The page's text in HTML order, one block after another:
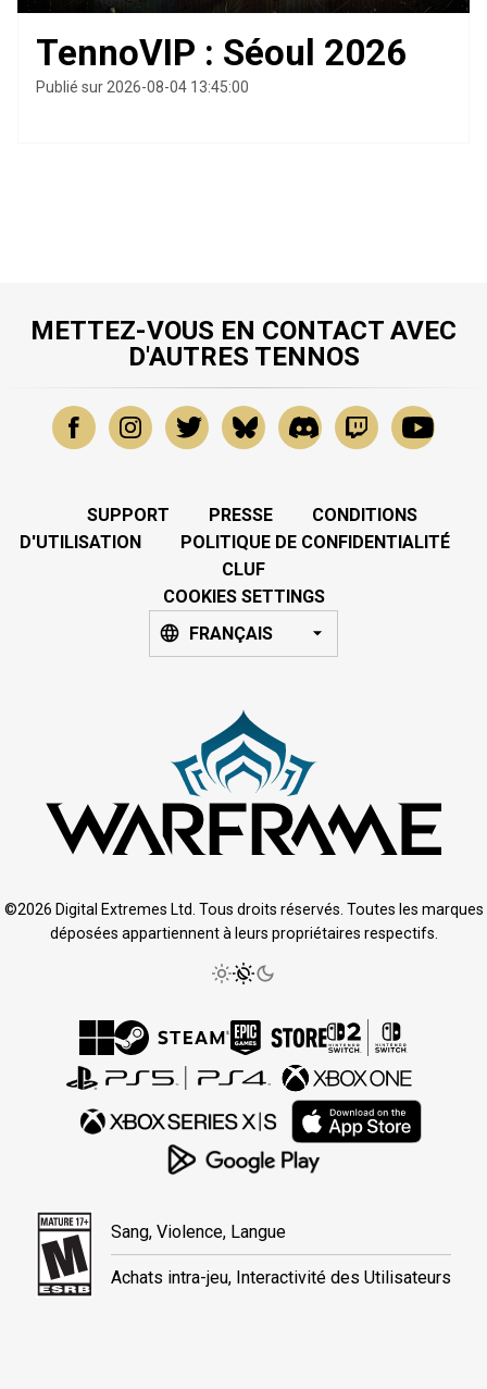
TennoVIP : Séoul 2026
Publié sur 2026-08-04 13:45:00
METTEZ-VOUS EN CONTACT AVEC
D'AUTRES TENNOS
SUPPORT PRESSE
CONDITIONS
D'UTILISATION
POLITIQUE DE CONFIDENTIALITÉ
CLUF
COOKIES SETTINGS
FRANÇAIS
©2026 Digital Extremes Ltd. Tous droits réservés. Toutes les marques
déposées appartiennent à leurs propriétaires respectifs.
Sang, Violence, Langue
Achats intra-jeu, Interactivité des Utilisateurs